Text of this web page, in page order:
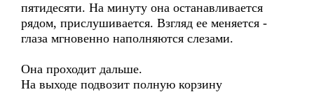
пятидесяти. На минуту она останавливается
рядом, прислушивается. Взгляд ее меняется -
глаза мгновенно наполняются слезами.
Она проходит дальше.
На выходе подвозит полную корзину